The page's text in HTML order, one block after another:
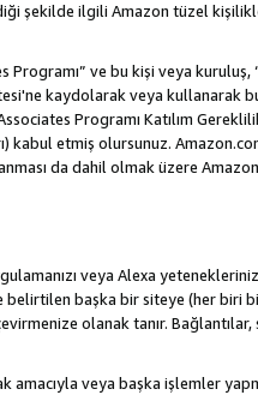
şekilde ilgili Amazon tüzel
ve bu kişi veya kuruluş,
kaydolarak veya kullanarak
Programı Katılım
kabul etmiş olursunuz.
da dahil olmak üzere
veya Alexa
başka bir siteye (her biri
olanak tanır. Bağlantılar,
veya başka işlemler